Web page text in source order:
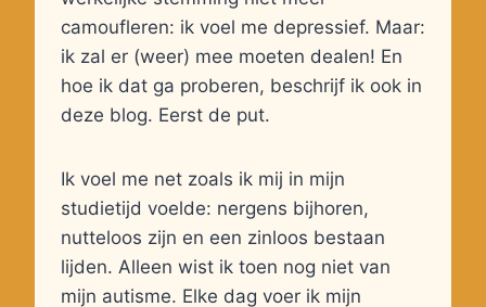
camoufleren: ik voel me depressief. Maar:
ik zal er (weer) mee moeten dealen! En
hoe ik dat ga proberen, beschrijf ik ook in
deze blog. Eerst de put.
Ik voel me net zoals ik mij in mijn
studietijd voelde: nergens bijhoren,
nutteloos zijn en een zinloos bestaan
lijden. Alleen wist ik toen nog niet van
mijn autisme. Elke dag voer ik mijn